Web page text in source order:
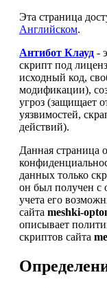
Эта страница
Английском.
Антибот Клауд -
скрипт под
исходный код,
модификации),
угроз (защищает
уязвимостей,
действий).
Данная страница
данных только
он был получен с
учета его
сайта meshki-
описывает
скриптов сайта